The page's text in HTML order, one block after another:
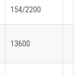
154/2200
13600